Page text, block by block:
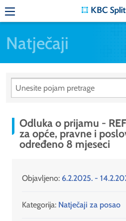
Natječaji
Odluka o prijamu -
za opće, pravne i
određeno 8 mjeseci
Objavljeno: 6.2.2025. -
Kategorija: Natječaji za posao